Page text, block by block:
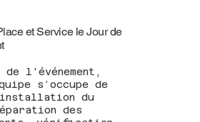
et Service le Jour de
l'événement,
s’occupe de
du
des